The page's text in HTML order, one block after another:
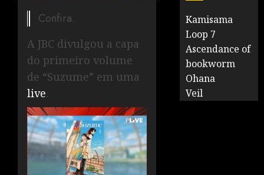
Confira.
A JBC divulgou a capa
do primeiro volume
de “Suzume” em uma
live.
Kamisama
Loop 7
Ascendance of
bookworm
Ohana
Veil